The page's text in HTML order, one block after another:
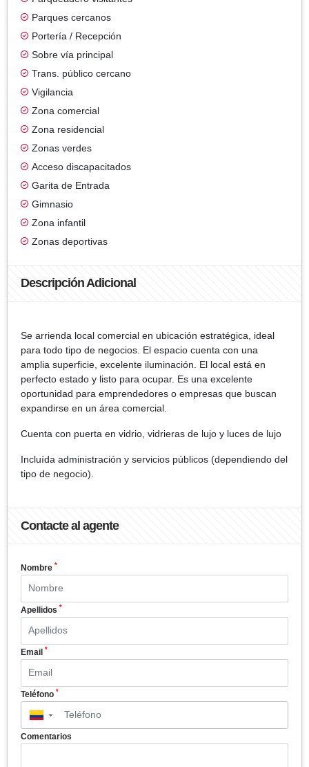
Parques cercanos
Portería / Recepción
Sobre vía principal
Trans. público cercano
Vigilancia
Zona comercial
Zona residencial
Zonas verdes
Acceso discapacitados
Garita de Entrada
Gimnasio
Zona infantil
Zonas deportivas
Descripción Adicional
Se arrienda local comercial en ubicación estratégica, ideal
para todo tipo de negocios. El espacio cuenta con una
amplia superficie, excelente iluminación. El local está en
perfecto estado y listo para ocupar. Es una excelente
oportunidad para emprendedores o empresas que buscan
expandirse en un área comercial.
Cuenta con puerta en vidrio, vidrieras de lujo y luces de lujo
Incluída administración y servicios públicos (dependiendo del
tipo de negocio).
Contacte al agente
Nombre *
Apellidos *
Email *
Teléfono *
▼
Comentarios